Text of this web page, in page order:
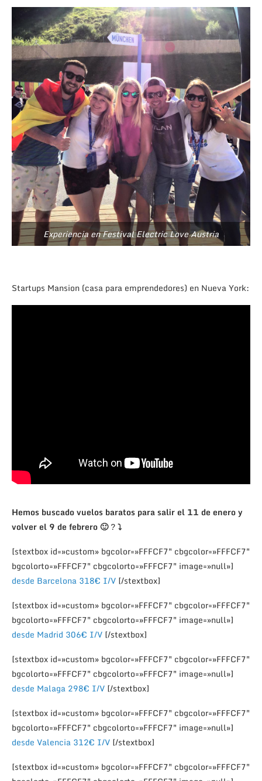
Experiencia en Festival Electric Love Austria
Startups Mansion (casa para emprendedores) en Nueva York:
Hemos buscado vuelos baratos para salir el 11 de enero y
volver el 9 de febrero 🙂?⤵
[stextbox id=»custom» bgcolor=»FFFCF7″ cbgcolor=»FFFCF7″
bgcolorto=»FFFCF7″ cbgcolorto=»FFFCF7″ image=»null»]
desde Barcelona 318€ I/V [/stextbox]
[stextbox id=»custom» bgcolor=»FFFCF7″ cbgcolor=»FFFCF7″
bgcolorto=»FFFCF7″ cbgcolorto=»FFFCF7″ image=»null»]
desde Madrid 306€ I/V [/stextbox]
[stextbox id=»custom» bgcolor=»FFFCF7″ cbgcolor=»FFFCF7″
bgcolorto=»FFFCF7″ cbgcolorto=»FFFCF7″ image=»null»]
desde Malaga 298€ I/V [/stextbox]
[stextbox id=»custom» bgcolor=»FFFCF7″ cbgcolor=»FFFCF7″
bgcolorto=»FFFCF7″ cbgcolorto=»FFFCF7″ image=»null»]
desde Valencia 312€ I/V [/stextbox]
[stextbox id=»custom» bgcolor=»FFFCF7″ cbgcolor=»FFFCF7″